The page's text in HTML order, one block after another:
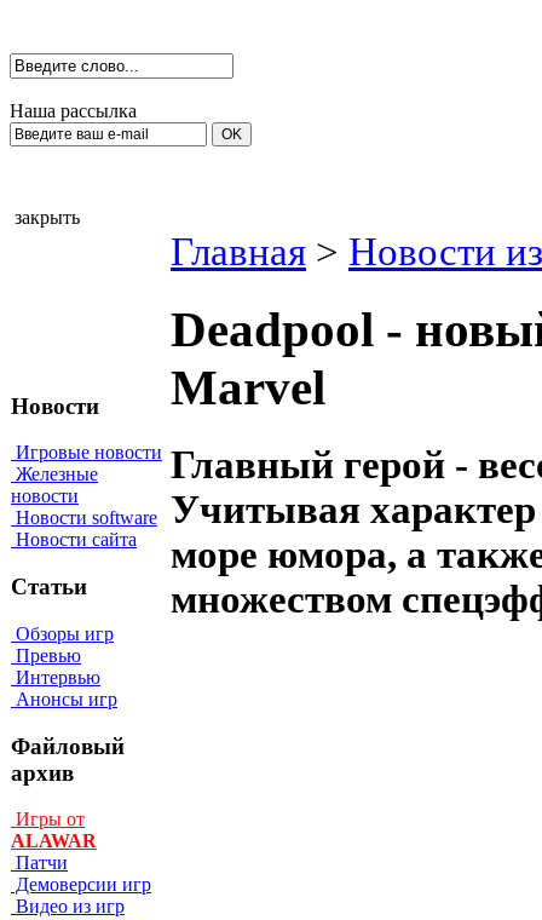
Наша рассылка
закрыть
Новости
Игровые новости
Железные
новости
Новости software
Новости сайта
Статьи
Обзоры игр
Превью
Интервью
Анонсы игр
Файловый
архив
Игры от
ALAWAR
Патчи
Демоверсии игр
Видео из игр
Главная > Новости
Deadpool -
Marvel
Главный герой -
Учитывая характер
море юмора, а
множеством